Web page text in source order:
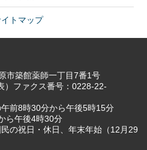
トマップ
市築館薬師一丁目7番1号
）ファクス番号：0228-22-
前8時30分から午後5時15分
ら午後4時30分
の祝日・休日、年末年始（12月29